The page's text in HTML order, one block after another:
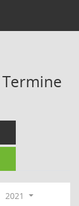
2021